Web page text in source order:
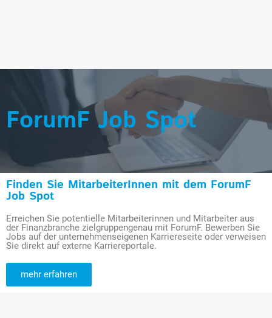
ForumF Job Spot
Finden Sie MitarbeiterInnen mit dem ForumF
Job Spot
Erreichen Sie potentielle Mitarbeiterinnen und Mitarbeiter aus
der Finanzbranche zielgruppengenau mit ForumF. Bewerben Sie
Jobs auf der unternehmenseigenen Karriereseite oder verweisen
Sie direkt auf externe Karriereportale.
mehr erfahren